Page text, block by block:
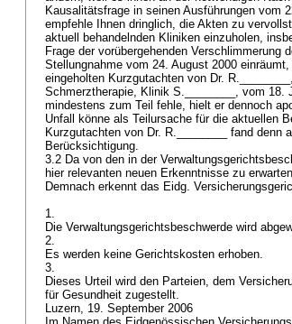
Kausalitätsfrage in seinen Ausführungen vom
empfehle Ihnen dringlich, die Akten zu
aktuell behandelnden Kliniken einzuholen,
Frage der vorübergehenden Verschlimmerung
Stellungnahme vom 24. August 2000
eingeholten Kurzgutachten von Dr.
Schmerztherapie, Klinik S.________, vom 18.
mindestens zum Teil fehle, hielt er dennoch
Unfall könne als Teilursache für die aktuellen
Kurzgutachten von Dr. R.________ fand denn
Berücksichtigung.
3.2 Da von den in der
hier relevanten neuen Erkenntnisse zu
Demnach erkennt das Eidg.
1.
Die Verwaltungsgerichtsbeschwerde wird
2.
Es werden keine Gerichtskosten erhoben.
3.
Dieses Urteil wird den Parteien, dem
für Gesundheit zugestellt.
Luzern, 19. September 2006